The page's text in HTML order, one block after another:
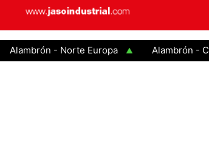
- Norte Europa Alambrón - China